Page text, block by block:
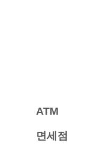
ATM
면세점